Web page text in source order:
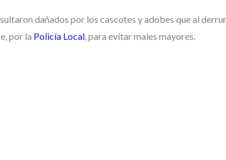
dañados por los cascotes y adobes que al
por la Policía Local, para evitar males mayores.